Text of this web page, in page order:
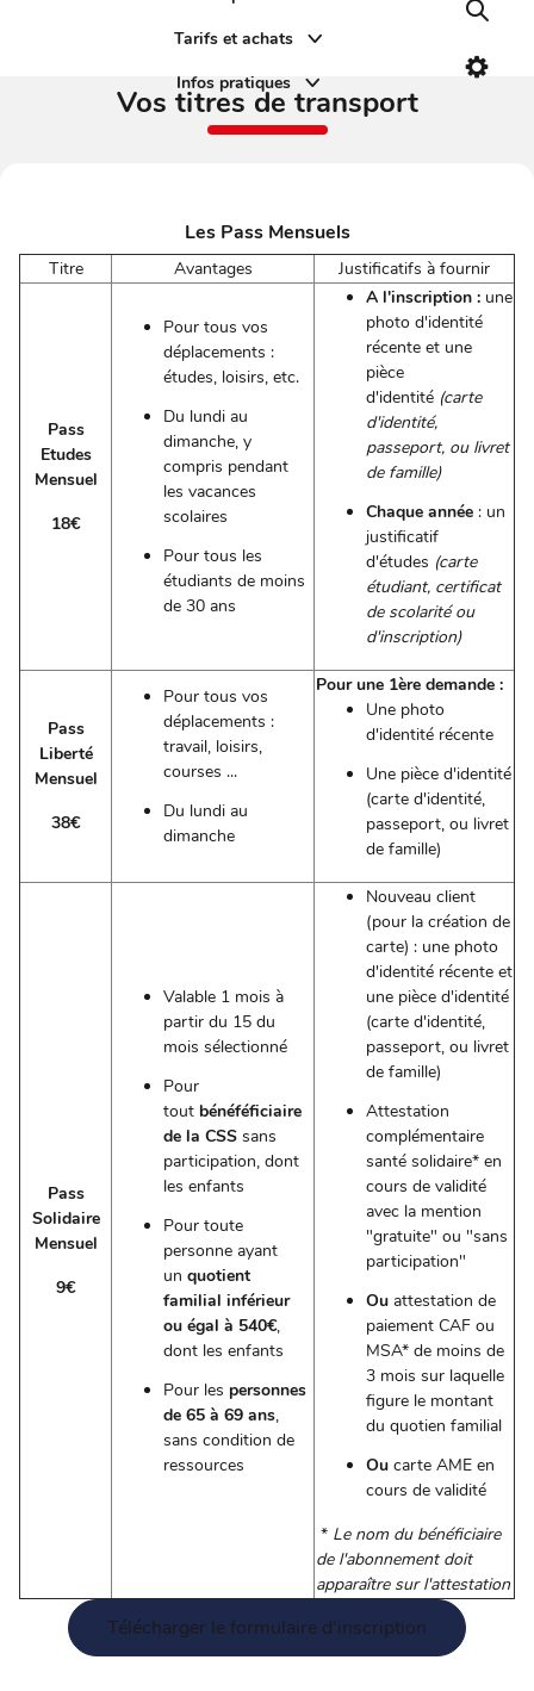
Tarifs et achats
Infos pratiques
Vos titres de transport
Les Pass Mensuels
Titre Avantages Justificatifs à fournir
Pass
Etudes
Mensuel
18€
Pour tous vos
déplacements :
études, loisirs, etc.
Du lundi au
dimanche, y
compris pendant
les vacances
scolaires
Pour tous les
étudiants de moins
de 30 ans
A l'inscription : une
photo d'identité
récente et une
pièce
d'identité (carte
d'identité,
passeport, ou livret
de famille)
Chaque année : un
justificatif
d'études (carte
étudiant, certificat
de scolarité ou
d'inscription)
Pass
Liberté
Mensuel
38€
Pour tous vos
déplacements :
travail, loisirs,
courses ...
Du lundi au
dimanche
Pour une 1ère demande :
Une photo
d'identité récente
Une pièce d'identité
(carte d'identité,
passeport, ou livret
de famille)
Pass
Solidaire
Mensuel
9€
Valable 1 mois à
partir du 15 du
mois sélectionné
Pour
tout bénéféficiaire
de la CSS sans
participation, dont
les enfants
Pour toute
personne ayant
un quotient
familial inférieur
ou égal à 540€,
dont les enfants
Pour les personnes
de 65 à 69 ans,
sans condition de
ressources
Nouveau client
(pour la création de
carte) : une photo
d'identité récente et
une pièce d'identité
(carte d'identité,
passeport, ou livret
de famille)
Attestation
complémentaire
santé solidaire* en
cours de validité
avec la mention
"gratuite" ou "sans
participation"
Ou attestation de
paiement CAF ou
MSA* de moins de
3 mois sur laquelle
figure le montant
du quotien familial
Ou carte AME en
cours de validité
* Le nom du bénéficiaire
de l'abonnement doit
apparaître sur l'attestation
Télécharger le formulaire d'inscription